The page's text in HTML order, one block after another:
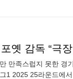
만족스럽지 못한
1 2025 25라운드에